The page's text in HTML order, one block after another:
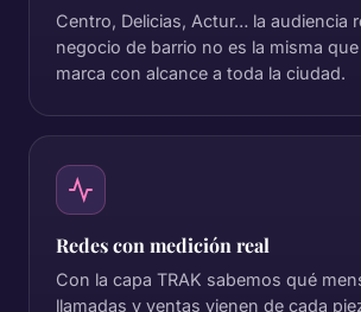
Centro, Delicias, Actur… la audiencia
negocio de barrio no es la misma
marca con alcance a toda la ciudad.
Redes con medición real
Con la capa TRAK sabemos qué
llamadas y ventas vienen de cada